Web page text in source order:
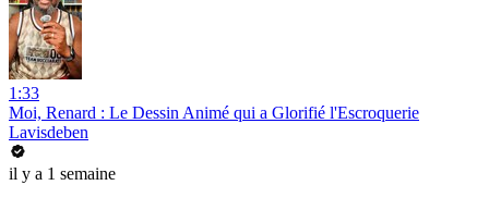
1:33
Moi, Renard : Le Dessin Animé qui a Glorifié l'Escroquerie
Lavisdeben
il y a 1 semaine